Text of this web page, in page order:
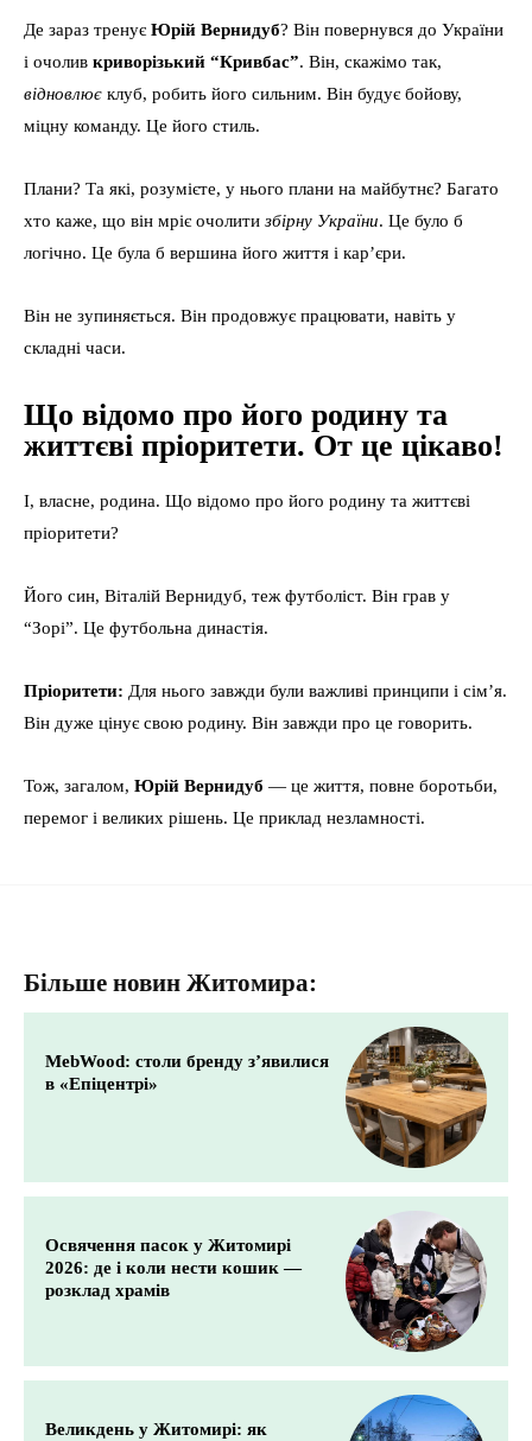
Де зараз тренує Юрій Вернидуб? Він повернувся до України
і очолив криворізький “Кривбас”. Він, скажімо так,
відновлює клуб, робить його сильним. Він будує бойову,
міцну команду. Це його стиль.
Плани? Та які, розумієте, у нього плани на майбутнє? Багато
хто каже, що він мріє очолити збірну України. Це було б
логічно. Це була б вершина його життя і кар’єри.
Він не зупиняється. Він продовжує працювати, навіть у
складні часи.
Що відомо про його родину та
життєві пріоритети. От це цікаво!
І, власне, родина. Що відомо про його родину та життєві
пріоритети?
Його син, Віталій Вернидуб, теж футболіст. Він грав у
“Зорі”. Це футбольна династія.
Пріоритети: Для нього завжди були важливі принципи і сім’я.
Він дуже цінує свою родину. Він завжди про це говорить.
Тож, загалом, Юрій Вернидуб — це життя, повне боротьби,
перемог і великих рішень. Це приклад незламності.
Більше новин Житомира:
MebWood: столи бренду з’явилися
в «Епіцентрі»
Освячення пасок у Житомирі
2026: де і коли нести кошик —
розклад храмів
Великдень у Житомирі: як